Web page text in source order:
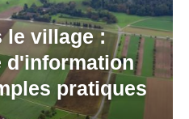
le village :
d'information
pratiques